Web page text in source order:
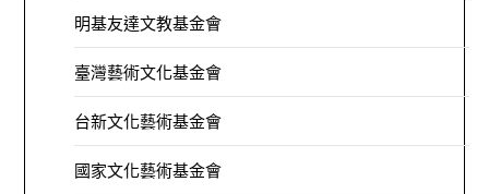
明基友達文教基金會
臺灣藝術文化基金會
台新文化藝術基金會
國家文化藝術基金會